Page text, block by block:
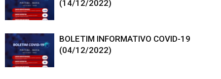
(14/12/2022)
BOLETIM INFORMATIVO COVID-19
(04/12/2022)